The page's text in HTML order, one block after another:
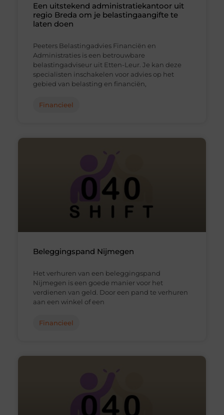
Een uitstekend administratiekantoor uit
regio Breda om je belastingaangifte te
laten doen
Peeters Belastingadvies Financiën en
Administraties is een betrouwbare
belastingadviseur uit Etten-Leur. Je kan deze
specialisten inschakelen voor advies op het
gebied van belasting en financiën,
Financieel
Beleggingspand Nijmegen
Het verhuren van een beleggingspand
Nijmegen is een goede manier voor het
verdienen van geld. Door een pand te verhuren
aan een winkel of een
Financieel